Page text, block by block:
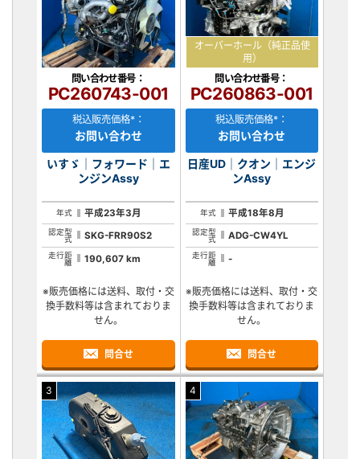
問い合わせ番号：
PC260743-001
税込販売価格*：
お問い合わせ
いすゞ｜フォワード｜エ
ンジンAssy
年式 平成23年3月
認定型
式
SKG-FRR90S2
走行距
離
190,607 km
※販売価格には送料、取付・交
換手数料等は含まれておりま
せん。
問合せ
オーバーホール（純正品使
用）
問い合わせ番号：
PC260863-001
税込販売価格*：
お問い合わせ
日産UD｜クオン｜エンジ
ンAssy
年式 平成18年8月
認定型
式
ADG-CW4YL
走行距
離
-
※販売価格には送料、取付・交
換手数料等は含まれておりま
せん。
問合せ
3 4